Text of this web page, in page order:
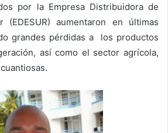
por la Empresa Distribuidora de
(EDESUR) aumentaron en últimas
grandes pérdidas a los productos
así como el sector agrícola,